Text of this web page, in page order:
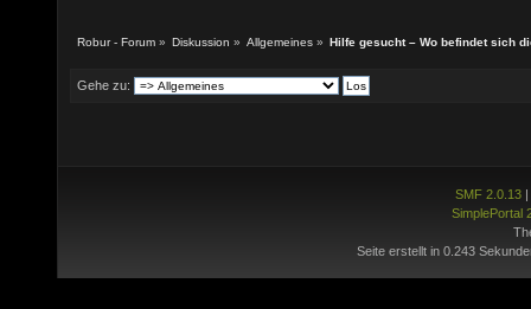
Robur - Forum » Diskussion » Allgemeines » Hilfe gesucht – Wo befindet sich
Gehe zu:
SMF 2.0.13|
SimplePortal
Seite erstellt in 0.243